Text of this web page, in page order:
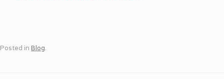
Posted in Blog.